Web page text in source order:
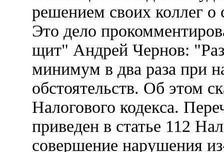
решением своих коллег о
Это дело
щит" Андрей Чернов:
минимум в два раза при
обстоятельств. Об этом
Налогового кодекса.
приведен в статье 112
совершение нарушения